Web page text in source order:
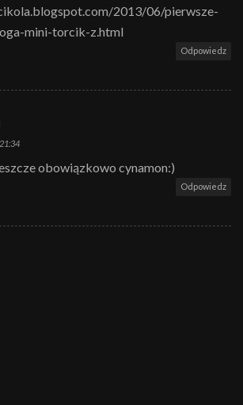
2013/06/pierwsze-
mini-torcik-z.html
Odpowiedz
obowiązkowo cynamon:)
Odpowiedz